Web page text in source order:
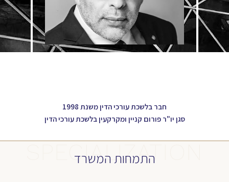
חבר בלשכת עורכי הדין משנת 1998
סגן יו"ר פורום קניין ומקרקעין בלשכת עורכי הדין
SPECIALIZATION
התמחות המשרד